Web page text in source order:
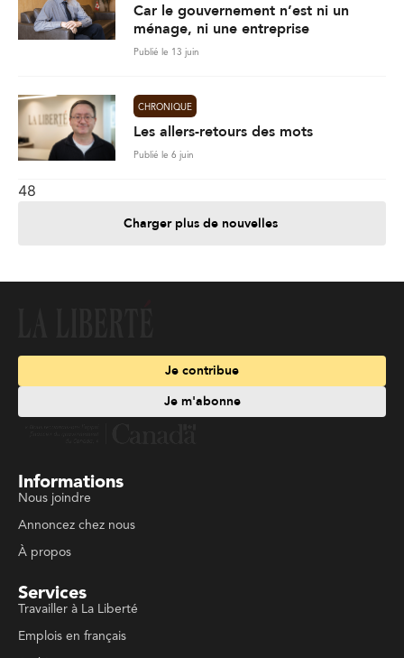
Car le gouvernement n’est ni un
ménage, ni une entreprise
Publié le 13 juin
CHRONIQUE
Les allers-retours des mots
Publié le 6 juin
48
Charger plus de nouvelles
Je contribue
Je m'abonne
Informations
Nous joindre
Annoncez chez nous
À propos
Services
Travailler à La Liberté
Emplois en français